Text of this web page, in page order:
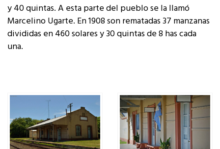
y 40 quintas. A esta parte del pueblo se la llamó
Marcelino Ugarte. En 1908 son rematadas 37 manzanas
divididas en 460 solares y 30 quintas de 8 has cada
una.